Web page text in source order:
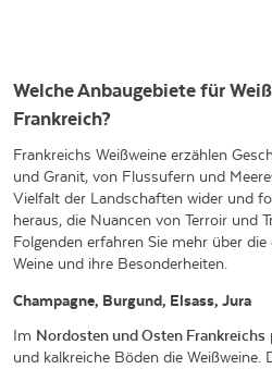
Welche Anbaugebiete für
Frankreich?
Frankreichs Weißweine erzählen
und Granit, von Flussufern und
Vielfalt der Landschaften wider und
heraus, die Nuancen von Terroir und
Folgenden erfahren Sie mehr über
Weine und ihre Besonderheiten.
Champagne, Burgund, Elsass, Jura
Im Nordosten und Osten Frankreichs
und kalkreiche Böden die Weißweine.